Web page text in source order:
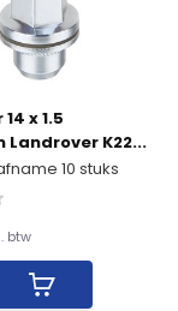
x 1.5
Landrover K22...
10 stuks
btw